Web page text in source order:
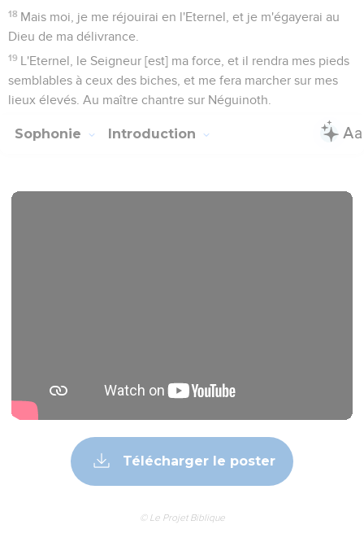
18 Mais moi, je me réjouirai en l'Eternel, et je m'égayerai au
Dieu de ma délivrance.
19 L'Eternel, le Seigneur [est] ma force, et il rendra mes pieds
semblables à ceux des biches, et me fera marcher sur mes
lieux élevés. Au maître chantre sur Néguinoth.
Sophonie Introduction
Télécharger le poster
© Le Projet Biblique